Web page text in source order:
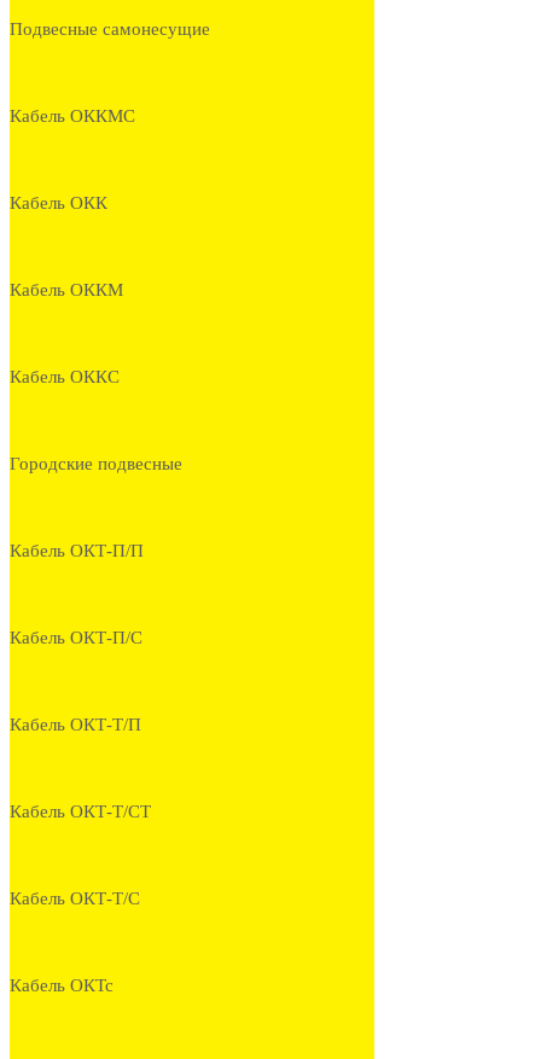
Подвесные самонесущие
Кабель ОККМС
Кабель ОКК
Кабель ОККМ
Кабель ОККС
Городские подвесные
Кабель ОКТ-П/П
Кабель ОКТ-П/С
Кабель ОКТ-Т/П
Кабель ОКТ-Т/СТ
Кабель ОКТ-Т/С
Кабель ОКТс